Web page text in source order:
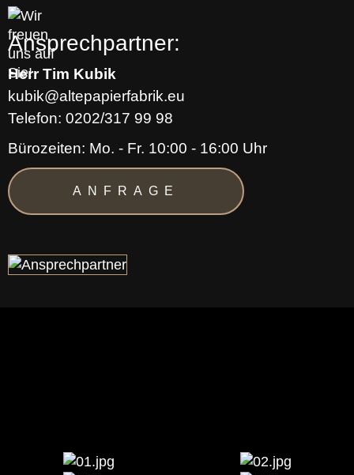
Ansprechpartner:
Herr Tim Kubik
Telefon: 0202/317 99 98
Bürozeiten: Mo. - Fr. 10:00 - 16:00 Uhr
ANFRAGE